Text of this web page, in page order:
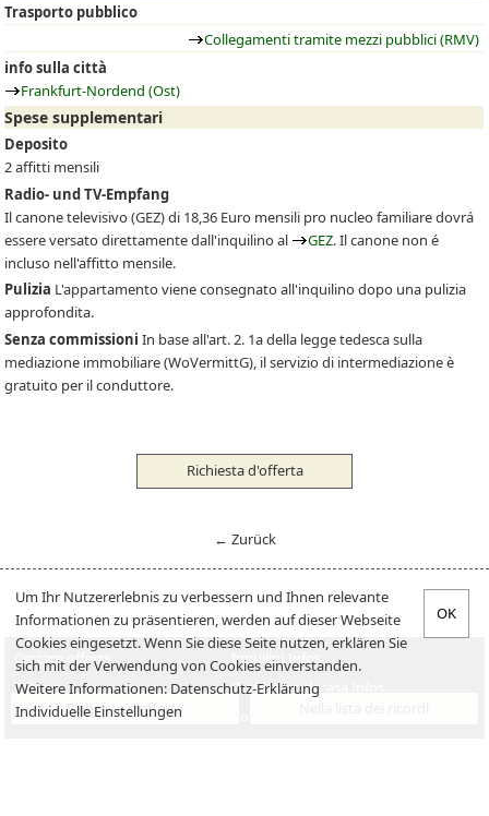
Richiesta d'offerta
Trasporto pubblico
Collegamenti tramite mezzi pubblici (RMV)
info sulla città
Frankfurt-Nordend (Ost)
Spese supplementari
Deposito
2 affitti mensili
Radio- und TV-Empfang
Il canone televisivo(GEZ)di 18,36 Euro mensili pro nucleo familiare dovrá
essere versato direttamente dall'inquilino al
GEZ. Il canone non é
incluso nell'affitto mensile.
Pulizia L'appartamento viene consegnato all'inquilino dopo una pulizia
approfondita.
Senza commissioni In base all'art. 2. 1a della legge tedesca sulla
mediazione immobiliare (WoVermittG), il servizio di intermediazione è
gratuito per il conduttore.
Richiesta d'offerta
← Zurück
Cercare offerte
Inquilini-Infos
Offerta
Proprietari di casa Infos
Verkaufen
Um Ihr Nutzererlebnis zu verbessern und Ihnen relevante
Informationen zu präsentieren, werden auf dieser Webseite
Cookies eingesetzt. Wenn Sie diese Seite nutzen, erklären Sie
sich mit der Verwendung von Cookies einverstanden.
Weitere Informationen: Datenschutz-Erklärung
Individuelle Einstellungen